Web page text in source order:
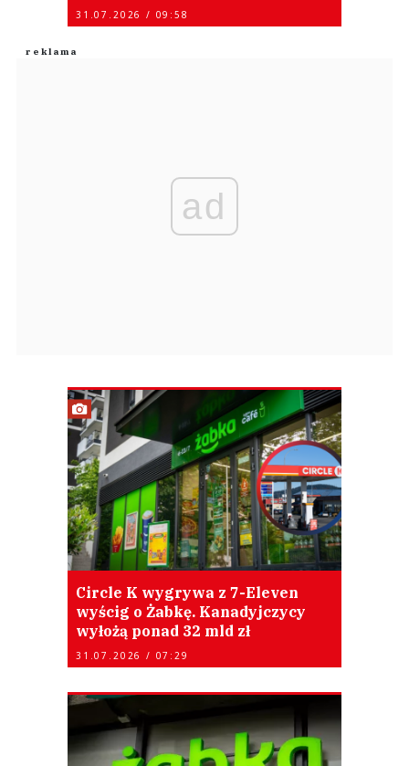
31.07.2026 / 09:58
ad
Circle K wygrywa z 7-Eleven
wyścig o Żabkę. Kanadyjczycy
wyłożą ponad 32 mld zł
31.07.2026 / 07:29